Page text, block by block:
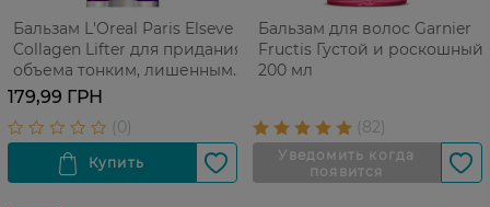
Бальзам L'Oreal Paris Elseve
Collagen Lifter для придания
объема тонким, лишенным
объема волосам 200 мл
179,99 ГРН
Бальзам для волос Garnier
Fructis Густой и роскошный
200 мл